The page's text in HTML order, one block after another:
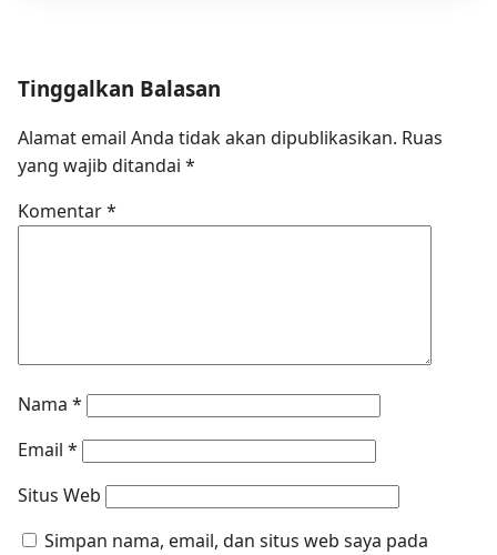
Tinggalkan Balasan
Alamat email Anda tidak akan dipublikasikan. Ruas
yang wajib ditandai *
Komentar*
Nama *
Email *
Situs Web
Simpan nama, email, dan situs web saya pada